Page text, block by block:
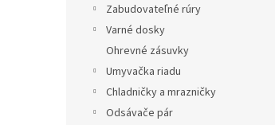
Zabudovateľné rúry
Varné dosky
Ohrevné zásuvky
Umyvačka riadu
Chladničky a mrazničky
Odsávače pár